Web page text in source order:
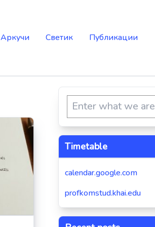
Аркучи Светик Публикации
Timetable
calendar.google.com
profkomstud.khai.edu